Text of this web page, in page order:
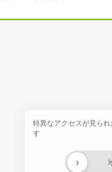
特異なアクセスが見ら
す
›